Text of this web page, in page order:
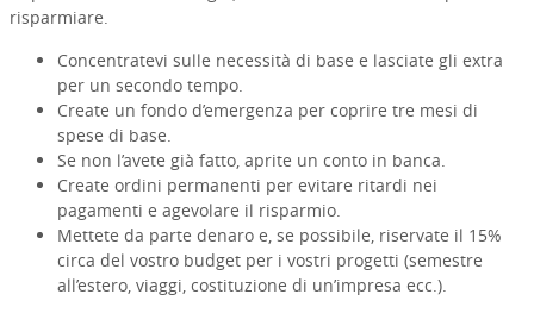
risparmiare.
Concentratevi sulle necessità di base e lasciate gli extra
per un secondo tempo.
Create un fondo d’emergenza per coprire tre mesi di
spese di base.
Se non l’avete già fatto, aprite un conto in banca.
Create ordini permanenti per evitare ritardi nei
pagamenti e agevolare il risparmio.
Mettete da parte denaro e, se possibile, riservate il 15%
circa del vostro budget per i vostri progetti (semestre
all’estero, viaggi, costituzione di un’impresa ecc.).